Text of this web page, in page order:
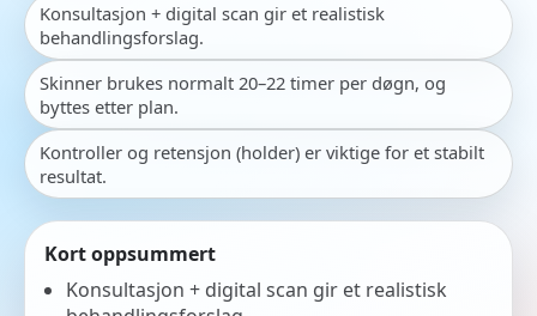
Konsultasjon + digital scan gir et realistisk
behandlingsforslag.
Skinner brukes normalt 20–22 timer per døgn, og
byttes etter plan.
Kontroller og retensjon (holder) er viktige for et stabilt
resultat.
Kort oppsummert
Konsultasjon + digital scan gir et realistisk